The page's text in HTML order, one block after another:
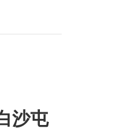
沙屯